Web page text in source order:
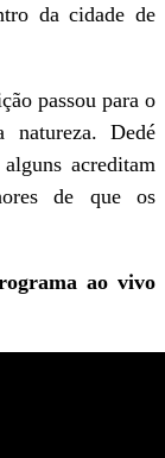
da cidade de
passou para o
Dedé
acreditam
de que os
ao vivo